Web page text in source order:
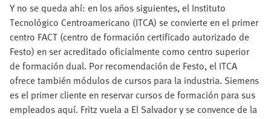
Y no se queda ahí: en los años siguientes, el Instituto
Tecnológico Centroamericano (ITCA) se convierte en el primer
centro FACT (centro de formación certificado autorizado de
Festo) en ser acreditado oficialmente como centro superior
de formación dual. Por recomendación de Festo, el ITCA
ofrece también módulos de cursos para la industria. Siemens
es el primer cliente en reservar cursos de formación para sus
empleados aquí. Fritz vuela a El Salvador y se convence de la